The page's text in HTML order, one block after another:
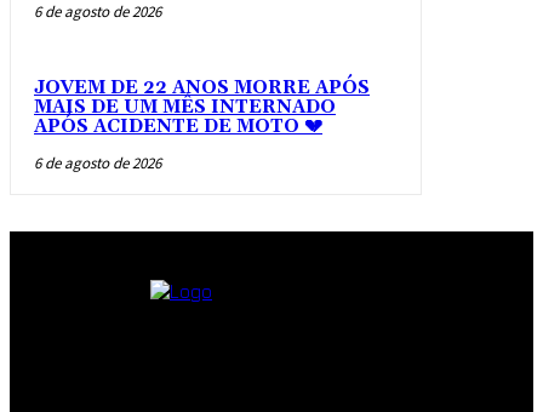
6 de agosto de 2026
JOVEM DE 22 ANOS MORRE APÓS
MAIS DE UM MÊS INTERNADO
APÓS ACIDENTE DE MOTO 💔
6 de agosto de 2026